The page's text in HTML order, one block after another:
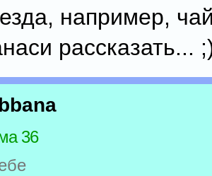
например,
рассказать...
36